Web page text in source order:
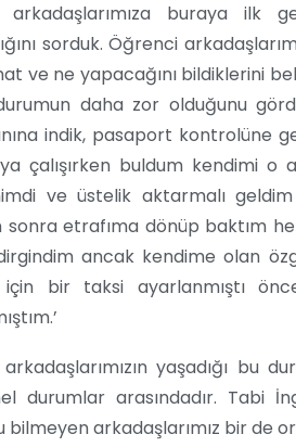
arkadaşlarımıza buraya ilk
sorduk. Öğrenci
ve ne yapacağını bildiklerini
daha zor olduğunu
indik, pasaport kontrolüne
çalışırken buldum kendimi o
ve üstelik aktarmalı
sonra etrafıma dönüp baktım
ancak kendime olan
için bir taksi ayarlanmıştı
yaşadığı bu
durumlar arasındadır. Tabi
bilmeyen arkadaşlarımız bir de